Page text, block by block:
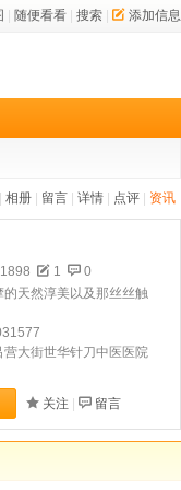
随便看看 搜索 添加信息
相册 留言 详情 点评 资讯
1898 1
0
的天然淳美以及那丝丝触
营大街世华针刀中医医院
关注 留言